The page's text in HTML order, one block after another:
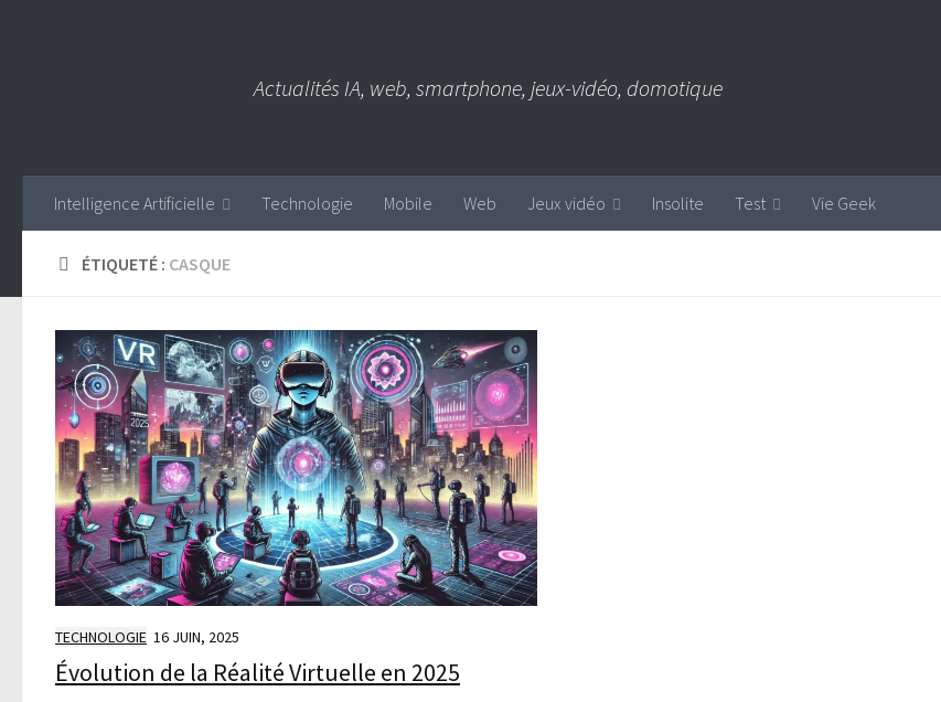
Actualités IA, web, smartphone, jeux-vidéo, domotique
Intelligence Artificielle Technologie Mobile Web Jeux vidéo Insolite Test Vie Geek
ÉTIQUETÉ : CASQUE
TECHNOLOGIE 16 JUIN, 2025
Évolution de la Réalité Virtuelle en 2025